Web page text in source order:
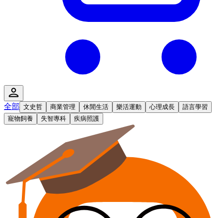
全部 文史哲 商業管理 休閒生活 樂活運動 心理成長
語言學習
寵物飼養
失智專科 疾病照護